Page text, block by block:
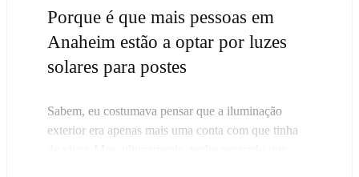
Porque é que mais pessoas em
Anaheim estão a optar por luzes
solares para postes
Sabem, eu costumava pensar que a iluminação
exterior era apenas mais uma conta com que tinha